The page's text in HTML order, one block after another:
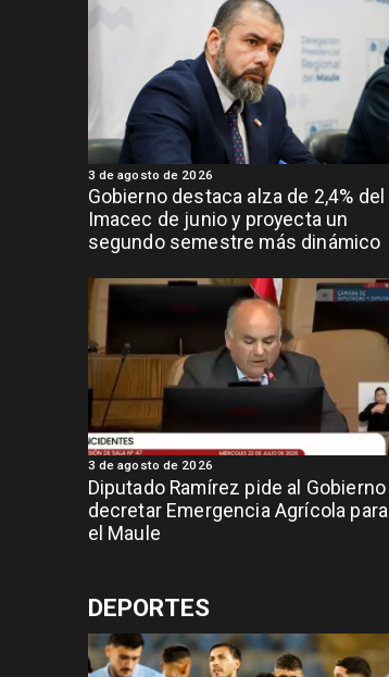
Gobierno destaca alza de 2,4% del
Imacec de junio y proyecta un
segundo semestre más dinámico
3 de agosto de 2026
Diputado Ramírez pide al Gobierno
decretar Emergencia Agrícola para
el Maule
3 de agosto de 2026
DEPORTES